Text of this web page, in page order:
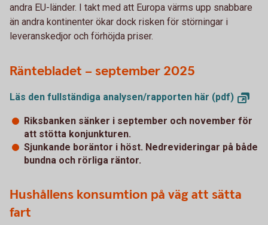
andra EU-länder. I takt med att Europa värms upp snabbare
än andra kontinenter ökar dock risken för störningar i
leveranskedjor och förhöjda priser.
Räntebladet – september 2025
Läs den fullständiga analysen/rapporten här (pdf)
Riksbanken sänker i september och november för
att stötta konjunkturen.
Sjunkande boräntor i höst. Nedrevideringar på både
bundna och rörliga räntor.
Hushållens konsumtion på väg att sätta
fart